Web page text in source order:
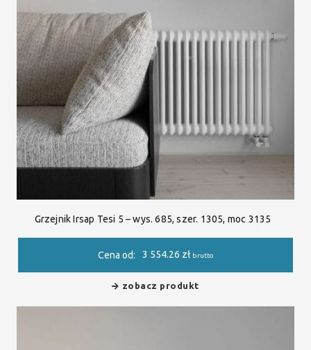
Grzejnik Irsap Tesi 5 – wys. 685, szer. 1305, moc 3135
Cena od: 3 554.26 zł brutto
zobacz produkt